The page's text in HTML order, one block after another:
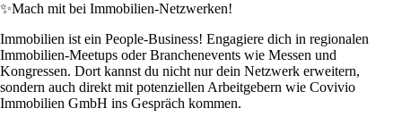
✨Mach mit bei Immobilien-Netzwerken!
Immobilien ist ein People-Business! Engagiere dich in regionalen
Immobilien-Meetups oder Branchenevents wie Messen und
Kongressen. Dort kannst du nicht nur dein Netzwerk erweitern,
sondern auch direkt mit potenziellen Arbeitgebern wie Covivio
Immobilien GmbH ins Gespräch kommen.